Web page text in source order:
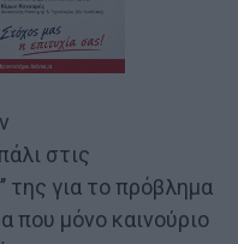
στις
της για το πρόβλημα
που μόνο καινούριο